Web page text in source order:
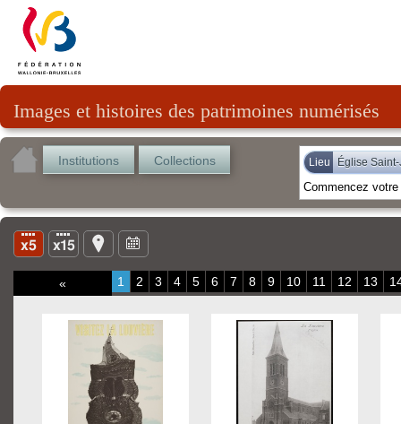
Images et histoires des patrimoines numérisés
Institutions Collections Lieu Église
« 1 2 3 4 5 6 7 8 9 10 11 12 13